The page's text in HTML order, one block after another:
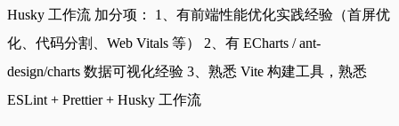
Husky 工作流 加分项： 1、有前端性能优化实践经验（首屏优
化、代码分割、Web Vitals 等） 2、有 ECharts / ant-
design/charts 数据可视化经验 3、熟悉 Vite 构建工具，熟悉
ESLint + Prettier + Husky 工作流